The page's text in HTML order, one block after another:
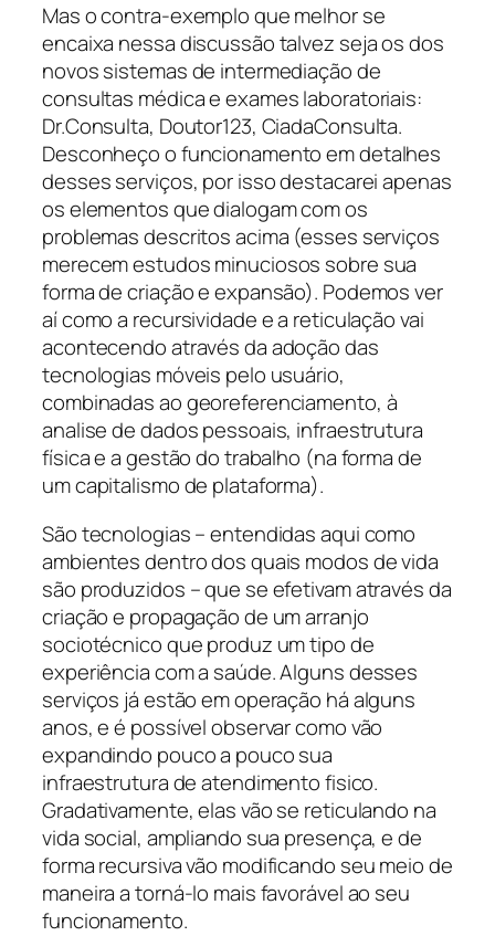
Mas o contra-exemplo que melhor se
encaixa nessa discussão talvez seja os dos
novos sistemas de intermediação de
consultas médica e exames laboratoriais:
Dr.Consulta, Doutor123, CiadaConsulta.
Desconheço o funcionamento em detalhes
desses serviços, por isso destacarei apenas
os elementos que dialogam com os
problemas descritos acima (esses serviços
merecem estudos minuciosos sobre sua
forma de criação e expansão). Podemos ver
aí como a recursividade e a reticulação vai
acontecendo através da adoção das
tecnologias móveis pelo usuário,
combinadas ao georeferenciamento, à
analise de dados pessoais, infraestrutura
física e a gestão do trabalho (na forma de
um capitalismo de plataforma).
São tecnologias – entendidas aqui como
ambientes dentro dos quais modos de vida
são produzidos – que se efetivam através da
criação e propagação de um arranjo
sociotécnico que produz um tipo de
experiência com a saúde. Alguns desses
serviços já estão em operação há alguns
anos, e é possível observar como vão
expandindo pouco a pouco sua
infraestrutura de atendimento fisico.
Gradativamente, elas vão se reticulando na
vida social, ampliando sua presença, e de
forma recursiva vão modificando seu meio de
maneira a torná-lo mais favorável ao seu
funcionamento.